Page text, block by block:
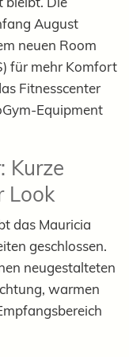
August
neuen Room
für mehr Komfort
Fitnesscenter
Equipment
Kurze
Look
das Mauricia
geschlossen.
neugestalteten
warmen